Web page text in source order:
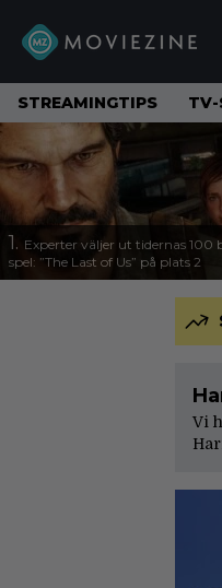
STREAMINGTIPS TV-
1. Experter väljer ut tidernas 100
spel: ”The Last of Us” på plats 2
Vi